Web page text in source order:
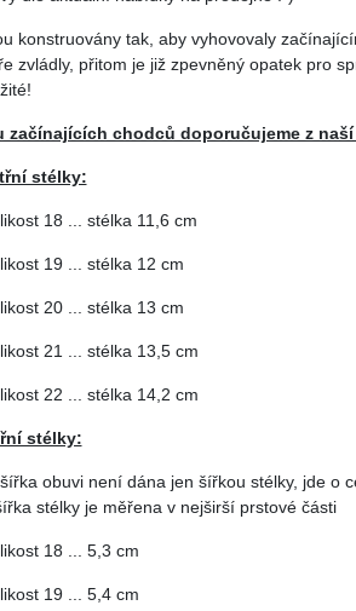
konstruovány tak, aby vyhovovaly
zvládly, přitom je již zpevněný opatek pro
začínajících chodců doporučujeme z
stélky:
18 ... stélka 11,6 cm
19 ... stélka 12 cm
20 ... stélka 13 cm
21 ... stélka 13,5 cm
22 ... stélka 14,2 cm
stélky:
šířka obuvi není dána jen šířkou stélky, jde o
stélky je měřena v nejširší prstové části
18 ... 5,3 cm
19 ... 5,4 cm